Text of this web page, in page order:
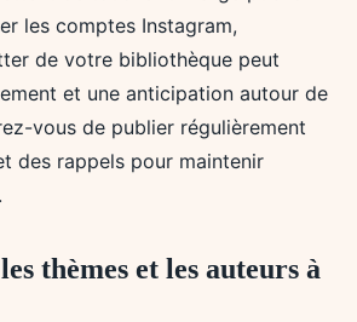
les comptes Instagram,
de votre bibliothèque peut
et une anticipation autour de
vous de publier régulièrement
des rappels pour maintenir
thèmes et les auteurs à